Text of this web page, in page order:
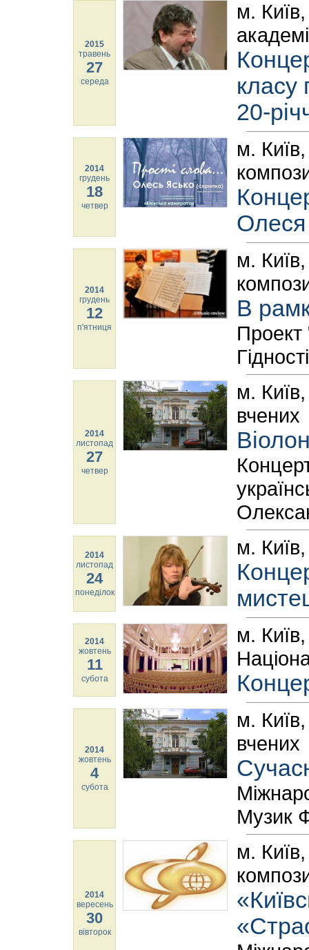
2015
травень
27
середа
м.
20-
2014
грудень
18
четвер
м.
Олеся
2014
грудень
12
п'ятниця
м.
В
Проект
2014
листопад
27
четвер
м.
вчених
2014
листопад
24
понеділок
м.
2014
жовтень
11
субота
м.
2014
жовтень
4
субота
м.
вчених
Музик
2014
вересень
30
вівторок
м.